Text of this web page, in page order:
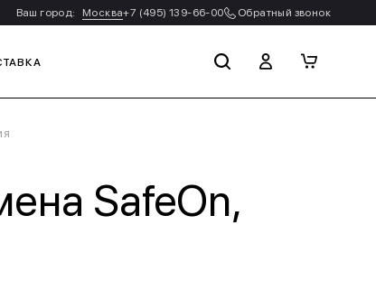
Ваш город: Москва+7 (495) 139-66-00 Обратный звонок
SafeOn,